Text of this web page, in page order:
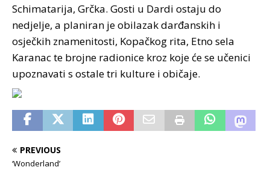
Schimatarija, Grčka. Gosti u Dardi ostaju do
nedjelje, a planiran je obilazak darđanskih i
osječkih znamenitosti, Kopačkog rita, Etno sela
Karanac te brojne radionice kroz koje će se učenici
upoznavati s ostale tri kulture i običaje.
PREVIOUS
‘Wonderland’